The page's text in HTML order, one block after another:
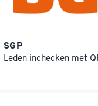
SGP
Leden inchecken met